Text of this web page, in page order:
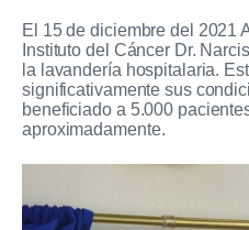
El 15 de diciembre del 2021
Instituto del Cáncer Dr.
la lavandería hospitalaria.
significativamente sus
beneficiado a 5.000
aproximadamente.